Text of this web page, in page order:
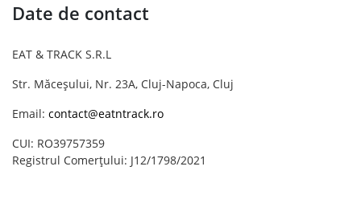
Date de contact
EAT & TRACK S.R.L
Str. Măceșului, Nr. 23A, Cluj-Napoca, Cluj
Email: contact@eatntrack.ro
CUI: RO39757359
Registrul Comerțului: J12/1798/2021